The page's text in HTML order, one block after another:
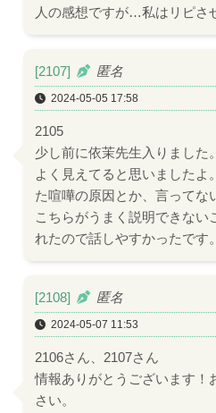
人の感想ですが…私はリピさ
[2107] 匿名
2024-05-05 17:58
2105
少し前に依茉先生入りました。
よく見えてると思いましたよ
た喧嘩の原因とか、言ってな
こちらがうまく説明できない
れたので話しやすかったです。
[2108] 匿名
2024-05-07 11:53
2106さん、2107さん
情報ありがとうございます！
さい。